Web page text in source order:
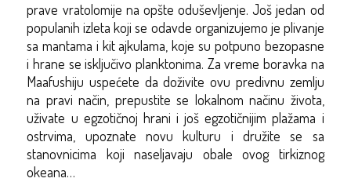
prave vratolomije na opšte oduševljenje. Još jedan od
populanih izleta koji se odavde organizujemo je plivanje
sa mantama i kit ajkulama, koje su potpuno bezopasne
i hrane se isključivo planktonima. Za vreme boravka na
Maafushiju uspećete da doživite ovu predivnu zemlju
na pravi način, prepustite se lokalnom načinu života,
uživate u egzotičnoj hrani i još egzotičnijim plažama i
ostrvima, upoznate novu kulturu i družite se sa
stanovnicima koji naseljavaju obale ovog tirkiznog
okeana…